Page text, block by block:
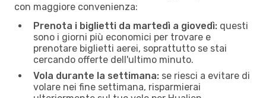
con maggiore convenienza:
Prenota i biglietti da martedì a giovedì: questi
sono i giorni più economici per trovare e
prenotare biglietti aerei, soprattutto se stai
cercando offerte dell'ultimo minuto.
Vola durante la settimana: se riesci a evitare di
volare nei fine settimana, risparmierai